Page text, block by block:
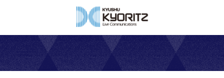
Corporate group
​グループ会社